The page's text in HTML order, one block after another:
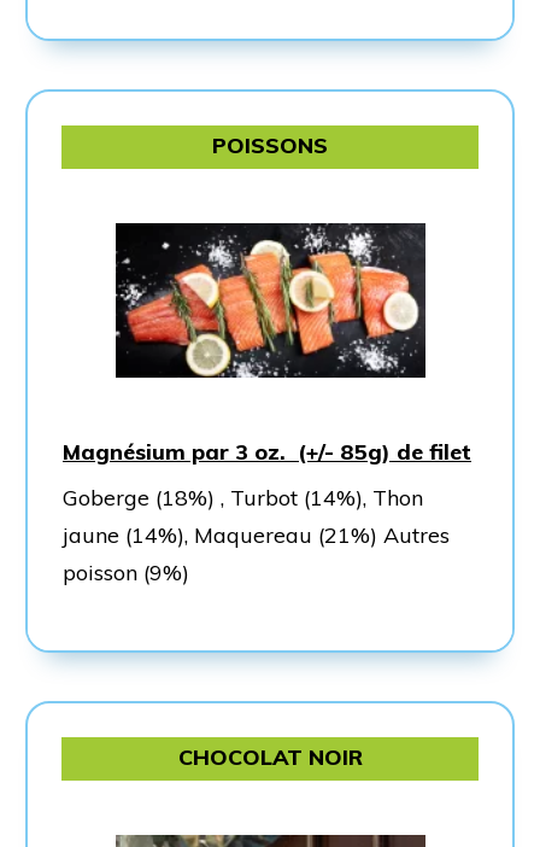
POISSONS
Magnésium par 3 oz. (+/- 85g) de filet
Goberge (18%) , Turbot (14%), Thon
jaune (14%), Maquereau (21%) Autres
poisson (9%)
CHOCOLAT NOIR